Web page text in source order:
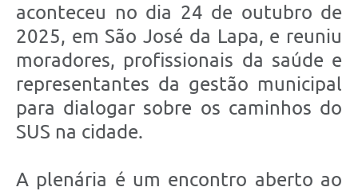
aconteceu no dia 24 de outubro de
2025, em São José da Lapa, e reuniu
moradores, profissionais da saúde e
representantes da gestão municipal
para dialogar sobre os caminhos do
SUS na cidade.
A plenária é um encontro aberto ao